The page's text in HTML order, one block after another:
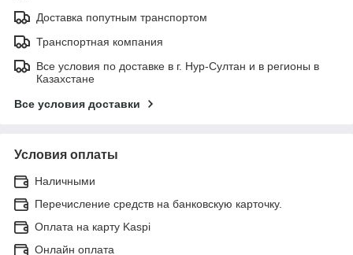
Доставка попутным транспортом
Транспортная компания
Все условия по доставке в г. Нур-Султан и в регионы в
Казахстане
Все условия доставки
Условия оплаты
Наличными
Перечисление средств на банковскую карточку.
Оплата на карту Kaspi
Онлайн оплата